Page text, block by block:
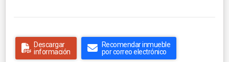
Descargar
información
Recomendar inmueble
por correo electrónico